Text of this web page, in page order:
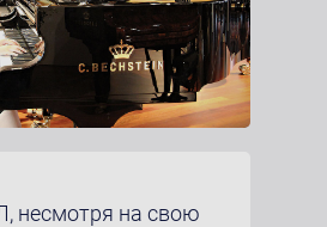
несмотря на свою